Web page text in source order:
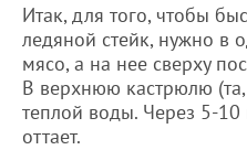
Итак, для того, чтобы
ледяной стейк, нужно в
мясо, а на нее сверху
В верхнюю кастрюлю
теплой воды. Через 5-10
оттает.